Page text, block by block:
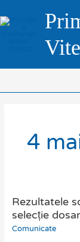
to
4
Rezultatele
selecție
Comunicate
Rezultatele
soluționării
contestațiilor